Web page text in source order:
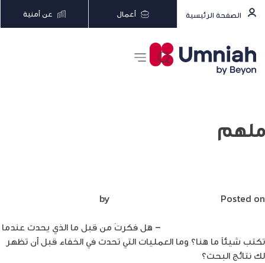
الصفحة الرئيسية أعمال عن أمنية
ملهم
Posted on
– هل فكرتَ من قبل ما الذي يحدث عندما
تكتب شيئاً ما هنا؟ وما العمليات التي تحدث في الخفاء قبل أن تظهر
لك نتائج البحث؟